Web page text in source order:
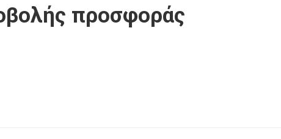
προσφοράς